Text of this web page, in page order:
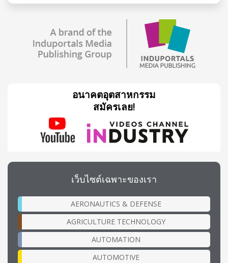
อนาคตอุตสาหกรรม
สมัครเลย!
เว็บไซต์เฉพาะของเรา
AERONAUTICS & DEFENSE
AGRICULTURE TECHNOLOGY
AUTOMATION
AUTOMOTIVE